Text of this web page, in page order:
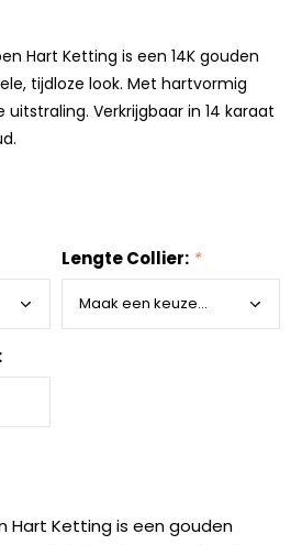
Hart Ketting is een 14K gouden
tijdloze look. Met hartvormig
Verkrijgbaar in 14 karaat
Lengte Collier: *
Hart Ketting is een gouden